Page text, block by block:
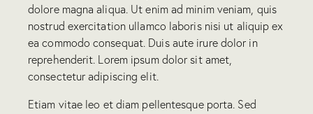
dolore magna aliqua. Ut enim ad minim veniam, quis
nostrud exercitation ullamco laboris nisi ut aliquip ex
ea commodo consequat. Duis aute irure dolor in
reprehenderit. Lorem ipsum dolor sit amet,
consectetur adipiscing elit.
Etiam vitae leo et diam pellentesque porta. Sed